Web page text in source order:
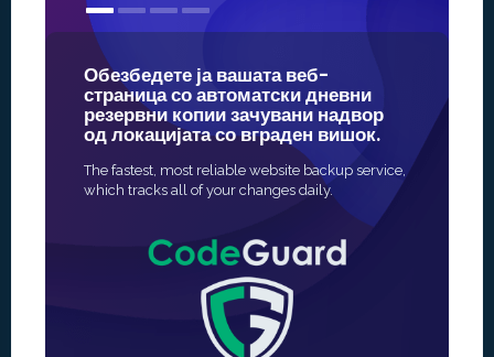
Обезбедете ја вашата веб-
страница со автоматски дневни
резервни копии зачувани надвор
од локацијата со вграден вишок.
The fastest, most reliable website backup service,
which tracks all of your changes daily.
некои
во
Најбрзиот